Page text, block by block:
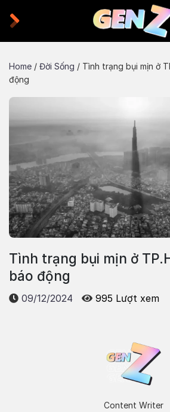
Home / Đời Sống / Tình trạng bụi mịn ở
động
Tình trạng bụi mịn ở
báo động
09/12/2024 995 Lượt xem
Content Writer